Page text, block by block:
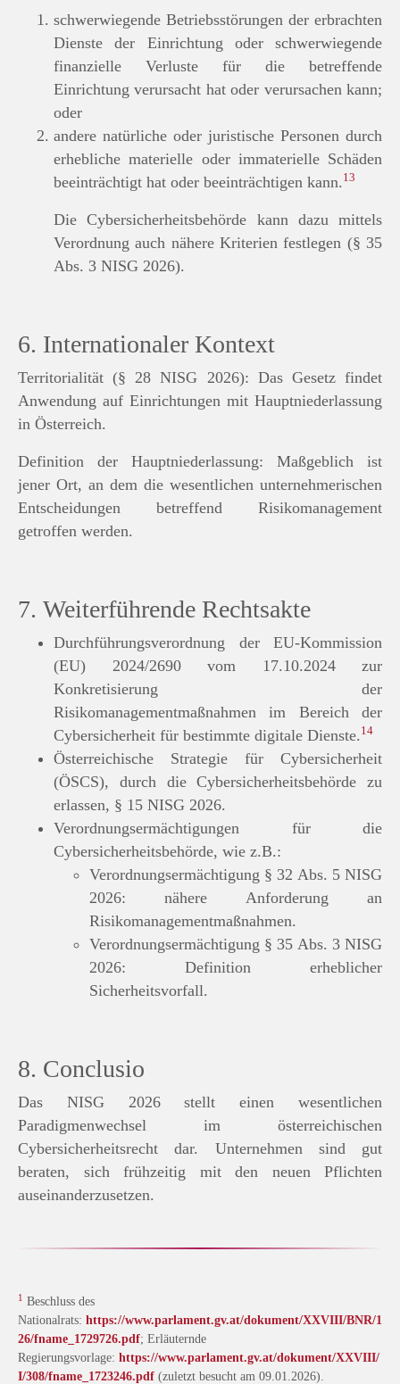
schwerwiegende Betriebsstörungen der erbrachten
Dienste der Einrichtung oder schwerwiegende
finanzielle Verluste für die betreffende
Einrichtung verursacht hat oder verursachen kann;
oder
andere natürliche oder juristische Personen durch
erhebliche materielle oder immaterielle Schäden
beeinträchtigt hat oder beeinträchtigen kann. 13
Die Cybersicherheitsbehörde kann dazu mittels
Verordnung auch nähere Kriterien festlegen (§ 35
Abs. 3 NISG 2026).
6. Internationaler Kontext
Territorialität (§ 28 NISG 2026): Das Gesetz findet
Anwendung auf Einrichtungen mit Hauptniederlassung
in Österreich.
Definition der Hauptniederlassung: Maßgeblich ist
jener Ort, an dem die wesentlichen unternehmerischen
Entscheidungen betreffend Risikomanagement
getroffen werden.
7. Weiterführende Rechtsakte
Durchführungsverordnung der EU-Kommission
(EU) 2024/2690 vom 17.10.2024 zur
Konkretisierung der
Risikomanagementmaßnahmen im Bereich der
Cybersicherheit für bestimmte digitale Dienste. 14
Österreichische Strategie für Cybersicherheit
(ÖSCS), durch die Cybersicherheitsbehörde zu
erlassen, § 15 NISG 2026.
Verordnungsermächtigungen für die
Cybersicherheitsbehörde, wie z.B.:
Verordnungsermächtigung § 32 Abs. 5 NISG
2026: nähere Anforderung an
Risikomanagementmaßnahmen.
Verordnungsermächtigung § 35 Abs. 3 NISG
2026: Definition erheblicher
Sicherheitsvorfall.
8. Conclusio
Das NISG 2026 stellt einen wesentlichen
Paradigmenwechsel im österreichischen
Cybersicherheitsrecht dar. Unternehmen sind gut
beraten, sich frühzeitig mit den neuen Pflichten
auseinanderzusetzen.
1 Beschluss des
Nationalrats: https://www.parlament.gv.at/dokument/XXVIII/BNR/1
26/fname_1729726.pdf; Erläuternde
Regierungsvorlage: https://www.parlament.gv.at/dokument/XXVIII/
I/308/fname_1723246.pdf (zuletzt besucht am 09.01.2026).